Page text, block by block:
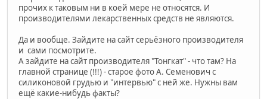
прочих к таковым ни в коей мере не относятся. И
производителями лекарственных средств не являются.
Да и вообще. Зайдите на сайт серьёзного производителя
и сами посмотрите.
А зайдите на сайт производителя "Тонгкат" - что там? На
главной странице (!!!) - старое фото А. Семенович с
силиконовой грудью и "интервью" с ней же. Нужны вам
ещё какие-нибудь факты?